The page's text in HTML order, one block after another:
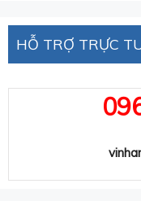
HỖ TRỢ TRỰC